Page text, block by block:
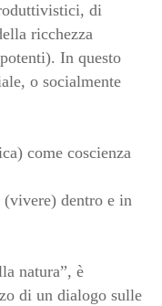
di
ricchezza
In questo
o socialmente
come coscienza
dentro e in
natura”, è
di un dialogo sulle